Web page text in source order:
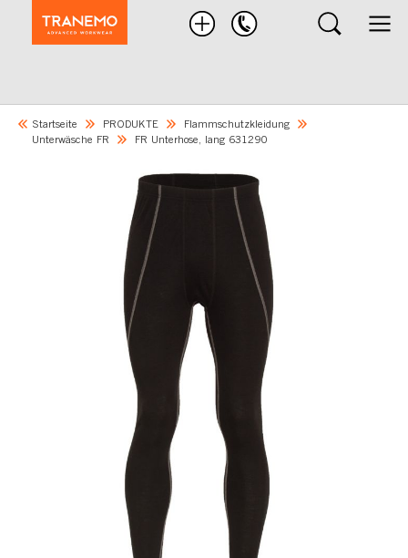
Produkten
Startseite PRODUKTE
Flammschutzkleidung
Unterwäsche FR
FR Unterhose, lang 631290